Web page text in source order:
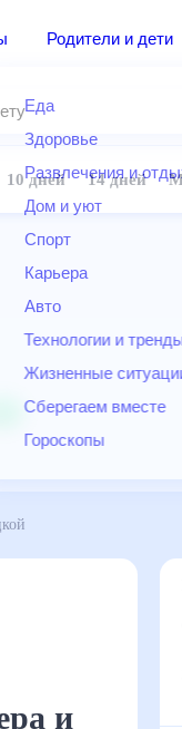
Родители и дети
Еда
Здоровье
Развлечения и
Дом и уют
Спорт
Карьера
Авто
Технологии и
Жизненные
Сберегаем вместе
Гороскопы
10 дней 14
Брюховецкой